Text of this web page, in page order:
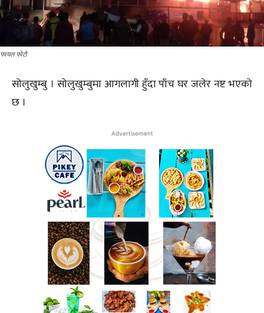
फायल फोटो
सोलुखुम्बु । सोलुखुम्बुमा आगलागी हुँदा पाँच घर जलेर नष्ट भएको
छ ।
Advertisement